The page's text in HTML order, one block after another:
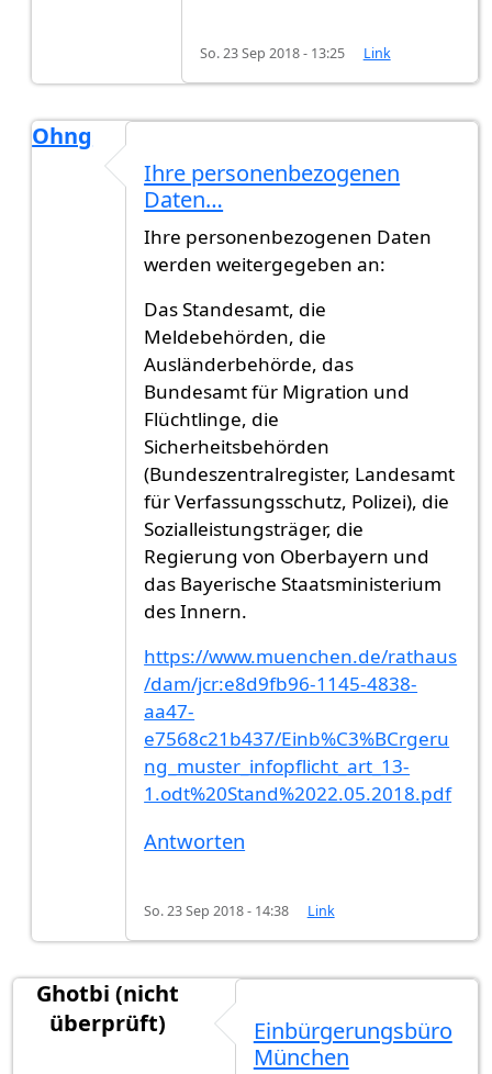
So. 23 Sep 2018 - 13:25 Link
Ohng
Antwort aufWelche BehördevonMarlind (nicht
Ihre personenbezogenen
Daten…
Ihre personenbezogenen Daten
werden weitergegeben an:
Das Standesamt, die
Meldebehörden, die
Ausländerbehörde, das
Bundesamt für Migration und
Flüchtlinge, die
Sicherheitsbehörden
(Bundeszentralregister, Landesamt
für Verfassungsschutz, Polizei), die
Sozialleistungsträger, die
Regierung von Oberbayern und
das Bayerische Staatsministerium
des Innern.
https://www.muenchen.de/rathaus
/dam/jcr:e8d9fb96-1145-4838-
aa47-
e7568c21b437/Einb%C3%BCrgeru
ng_muster_infopflicht_art_13-
1.odt%20Stand%2022.05.2018.pdf
Antworten
So. 23 Sep 2018 - 14:38 Link
Ghotbi (nicht
überprüft)
Einbürgerungsbüro
München